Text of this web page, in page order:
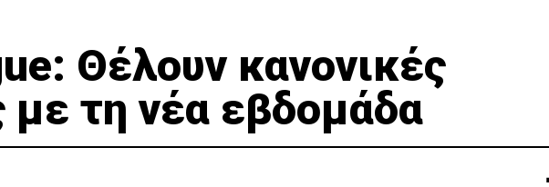
Θέλουν κανονικές
με τη νέα εβδομάδα